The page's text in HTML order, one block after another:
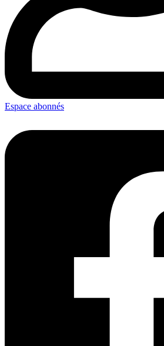
Espace abonnés